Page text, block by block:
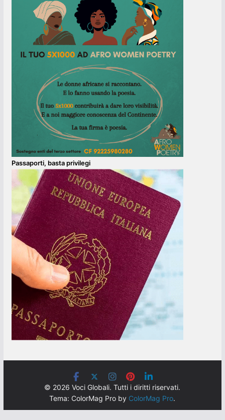
Passaporti, basta privilegi
© 2026 Voci Globali. Tutti i diritti riservati.
Tema: ColorMag Pro by ColorMag Pro.